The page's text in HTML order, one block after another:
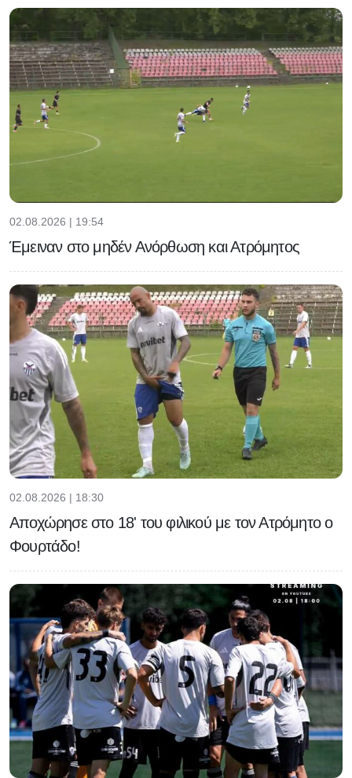
02.08.2026 | 19:54
Έμειναν στο μηδέν Ανόρθωση και Ατρόμητος
02.08.2026 | 18:30
Αποχώρησε στο 18' του φιλικού με τον Ατρόμητο ο
Φουρτάδο!